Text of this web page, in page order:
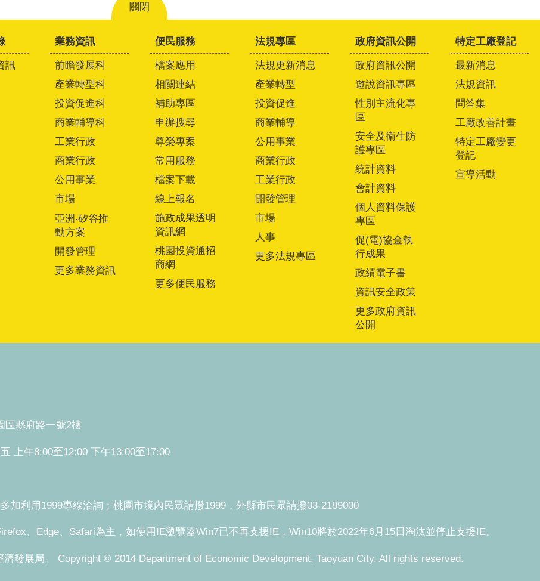
關閉
訊
業務資訊
前瞻發展科
產業轉型科
投資促進科
商業輔導科
工業行政
商業行政
公用事業
市場
亞洲‧矽谷推
動方案
開發管理
更多業務資訊
便民服務
檔案應用
相關連結
補助專區
申辦搜尋
尊榮專案
常用服務
檔案下載
線上報名
施政成果透明
資訊網
桃園投資通招
商網
更多便民服務
法規專區
法規更新消息
產業轉型
投資促進
商業輔導
公用事業
商業行政
工業行政
開發管理
市場
人事
更多法規專區
政府資訊公開
政府資訊公開
遊說資訊專區
性別主流化專
區
安全及衛生防
護專區
統計資料
會計資料
個人資料保護
專區
促(電)協金執
行成果
政績電子書
資訊安全政策
更多政府資訊
公開
特定工廠登記
最新消息
法規資訊
問答集
工廠改善計畫
特定工廠變更
登記
宣導活動
區縣府路一號2樓
上午8:00至12:00 下午13:00至17:00
加利用1999專線洽詢；桃園市境內民眾請撥1999，外縣市民眾請撥03-2189000
、Edge、Safari為主，如使用IE瀏覽器Win7已不再支援IE，Win10將於2022年6月15日淘汰並停止支援IE。
發展局。 Copyright © 2014 Department of Economic Development, Taoyuan City. All rights reserved.